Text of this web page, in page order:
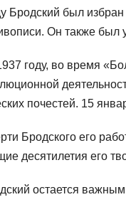
Бродский был
Он также
году, во время
почестей. 15
Бродского его
десятилетия его
остается